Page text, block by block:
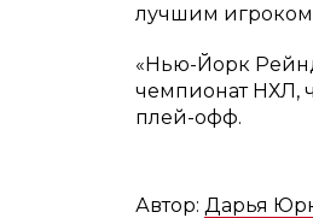
лучшим игроком
«Нью-Йорк
чемпионат НХЛ,
плей-офф.
Автор: Дарья